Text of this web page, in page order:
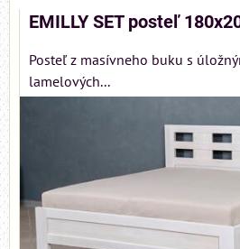
EMILLY SET posteľ
Posteľ z masívneho buku s
lamelových...